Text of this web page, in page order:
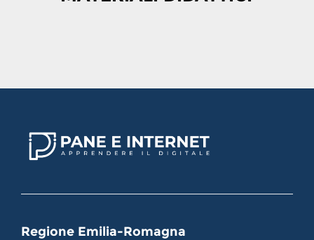
Regione Emilia-Romagna